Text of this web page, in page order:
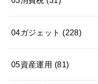
04ガジェット (228)
05資産運用 (81)